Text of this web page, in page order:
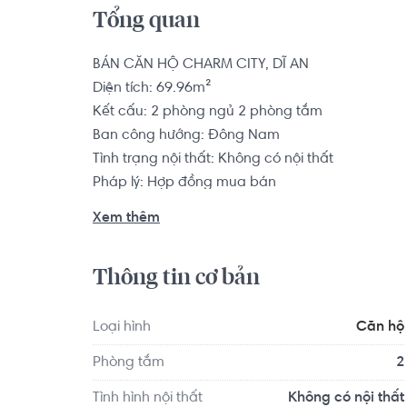
Tổng quan
BÁN CĂN HỘ CHARM CITY, DĨ AN
Diện tích: 69.96m²
Kết cấu: 2 phòng ngủ 2 phòng tắm
Ban công hướng: Đông Nam
Tình trạng nội thất: Không có nội thất
Pháp lý: Hợp đồng mua bán
đường như Quốc lộ 1A, Quốc lộ 1K, Quốc lộ 13,
golf Sông Bé,…
Căn hộ có vị trí cách Trường Đại học Công
Xem thêm
Thông tin cơ bản
Loại hình Căn hộ
Phòng tắm 2
Tình hình nội thất Không có nội thất